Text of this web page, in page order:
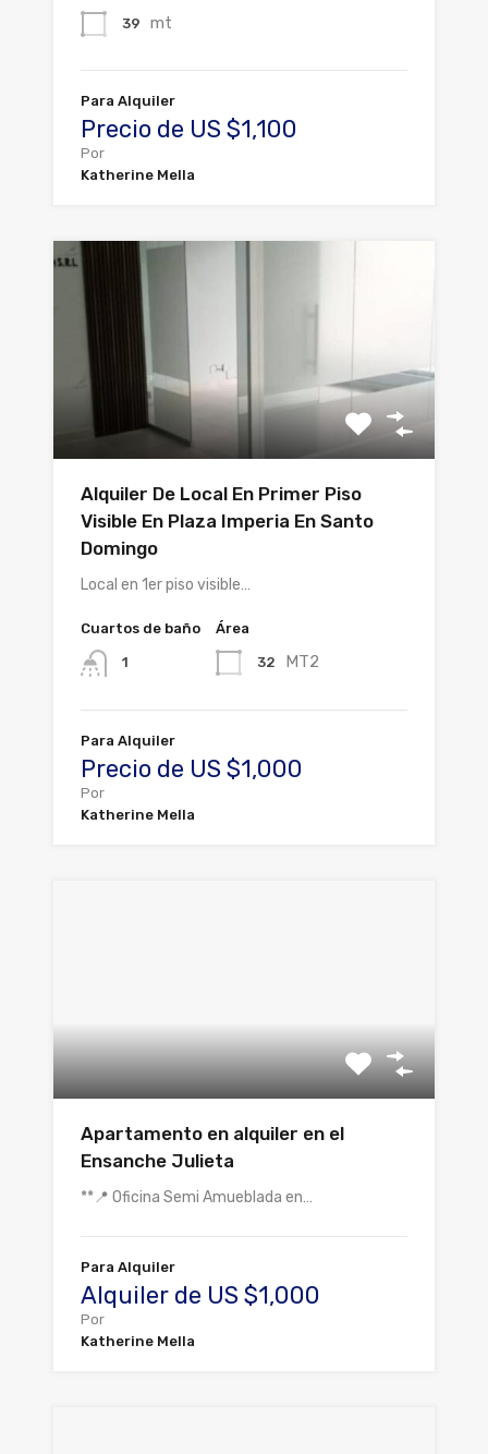
39 mt
Para Alquiler
Precio de US $1,100
Por
Katherine Mella
Alquiler De Local En Primer Piso
Visible En Plaza Imperia En Santo
Domingo
Local en 1er piso visible…
Cuartos de baño
1
Área
32 MT2
Para Alquiler
Precio de US $1,000
Por
Katherine Mella
Apartamento en alquiler en el
Ensanche Julieta
**📍 Oficina Semi Amueblada en…
Para Alquiler
Alquiler de US $1,000
Por
Katherine Mella